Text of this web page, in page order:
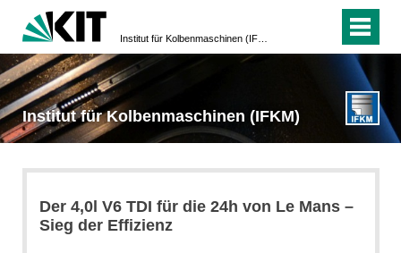
Institut für Kolbenmaschinen (IFKM)
Der 4,0l V6 TDI für die 24h von Le Mans –
Sieg der Effizienz